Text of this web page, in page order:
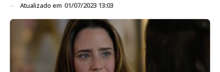
Atualizado em 01/07/2023 13:03